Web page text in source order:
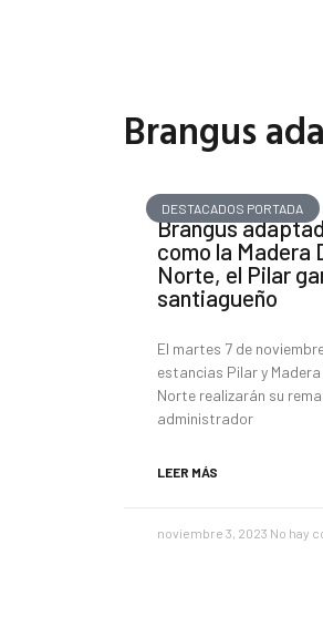
Brangus
DESTACADOS PORTADA
Brangus
como la Madera
Norte, el Pilar
santiagueño
El martes 7 de
estancias Pilar y Madera
Norte realizarán su
administrador
LEER MÁS
noviembre 3, 2023 No hay